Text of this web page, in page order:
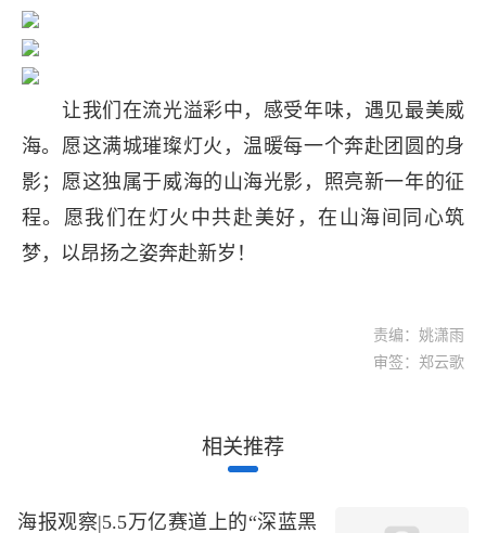
让我们在流光溢彩中，感受年味，遇见最美威
海。愿这满城璀璨灯火，温暖每一个奔赴团圆的身
影；愿这独属于威海的山海光影，照亮新一年的征
程。愿我们在灯火中共赴美好，在山海间同心筑
梦，以昂扬之姿奔赴新岁！
责编：姚潇雨
审签：郑云歌
相关推荐
海报观察|5.5万亿赛道上的“深蓝黑